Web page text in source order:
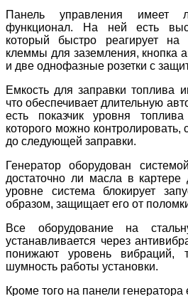
Панель управления имеет
функционал. На ней есть
который быстро реагирует на
клеммы для заземления, кнопка
и две однофазные розетки с
Емкость для заправки топлива
что обеспечивает длительную
есть показчик уровня
которого можно контролировать,
до следующей заправки.
Генератор оборудован
достаточно ли масла в картере
уровне система блокирует
образом, защищает его от
Все оборудование на
устанавливается через
понижают уровень
шумность работы установки.
Кроме того на панели генератора